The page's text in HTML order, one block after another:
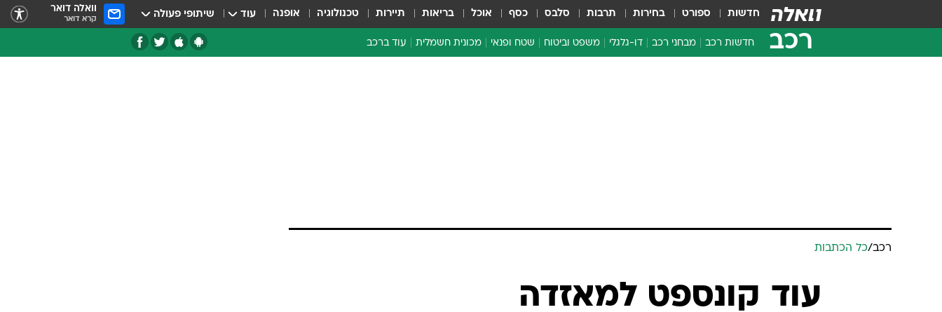
חדשות ספורט בחירות תרבות סלבס כסף אוכל בריאות תיירות טכנולוגיה אופנה עוד שיתופי פעולה וואלה דואר
קרא דואר
רכב חדשות רכב מבחני רכב דו-גלגלי משפט וביטוח שטח ופנאי מכונית חשמלית עוד ברכב
רכב/כל הכתבות
עוד קונספט למאזדה